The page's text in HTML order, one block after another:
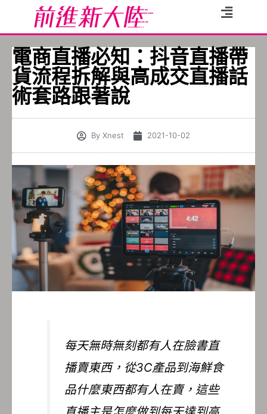
電商直播必知：抖音直播帶
貨流程拆解與高成交直播話
術套路跟著說
By Xnest 2021-10-02
每天無時無刻都有人在臉書直
播賣東西，從3C產品到海鮮食
品什麼東西都有人在賣，這些